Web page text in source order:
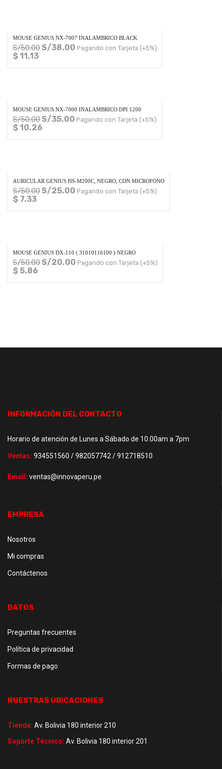
MOUSE GENIUS NX-7007 INALAMBRICO BLACK
S/50.00S/38.00 Pagando con Tarjeta (+5%)
$ 11.13
MOUSE GENIUS NX-7000 INALAMBRICO DPI 1200
S/50.00S/35.00 Pagando con Tarjeta (+5%)
$ 10.26
AURICULAR GENIUS HS-M200C, NEGRO, CON MICROFONO
S/50.00S/25.00 Pagando con Tarjeta (+5%)
$ 7.33
MOUSE GENIUS DX-110 ( 31010116100 ) NEGRO
S/50.00S/20.00 Pagando con Tarjeta (+5%)
$ 5.86
INFORMACIÓN DEL CONTACTO
Horario de atención de Lunes a Sábado de 10.00am a 7pm
Ventas: 934551560 / 982057742 / 912718510
Email: ventas@innovaperu.pe
EMPRESA
Nosotros
Mi compras
Contáctenos
DATOS
Preguntas frecuentes
Política de privacidad
Formas de pago
NUESTRAS UBICACIONES
Tienda: Av. Bolivia 180 interior 210
Soporte Técnico: Av. Bolivia 180 interior 201